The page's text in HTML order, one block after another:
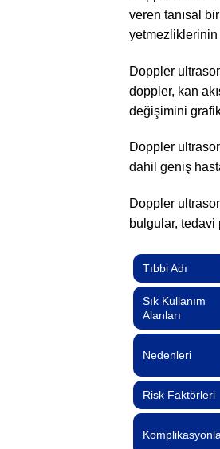
veren tanısal
yetmezliklerinin
Doppler
doppler, kan
değişimini
Doppler
dahil geniş
Doppler
bulgular, tedavi
Tıbbi Adı
Sık Kullanım
Alanları
Nedenleri
Risk Faktörleri